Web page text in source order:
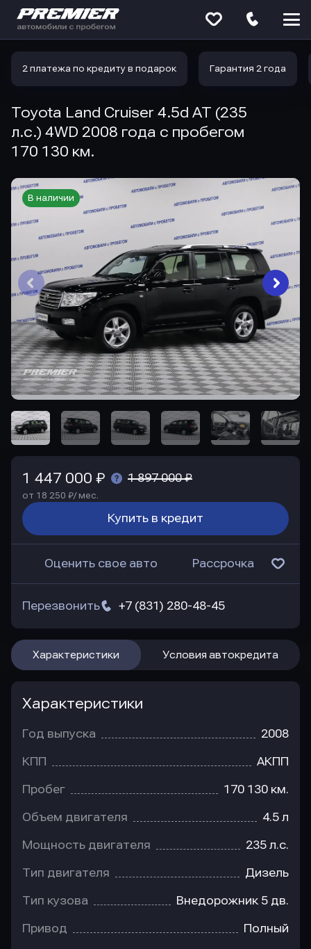
2 платежа по кредиту в подарок Гарантия 2 года
Toyota Land Cruiser 4.5d AT (235
л.с.) 4WD 2008 года с пробегом
170 130 км.
В наличии
1 447 000 ₽ 1 897 000 ₽
от 18 250 ₽/ мес.
Купить в кредит
Оценить свое авто Рассрочка
+7 (831) 280-48-45
Перезвонить
Характеристики Условия автокредита
Характеристики
Год выпуска 2008
КПП АКПП
Пробег 170 130 км.
Объем двигателя 4.5 л
Мощность двигателя 235 л.с.
Тип двигателя Дизель
Тип кузова Внедорожник 5 дв.
Привод Полный